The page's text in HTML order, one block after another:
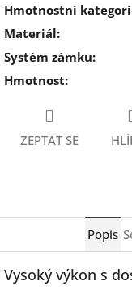
Hmotnostní
Materiál:
Systém zámku:
Hmotnost:
ZEPTAT SE
Popis
Vysoký výkon s